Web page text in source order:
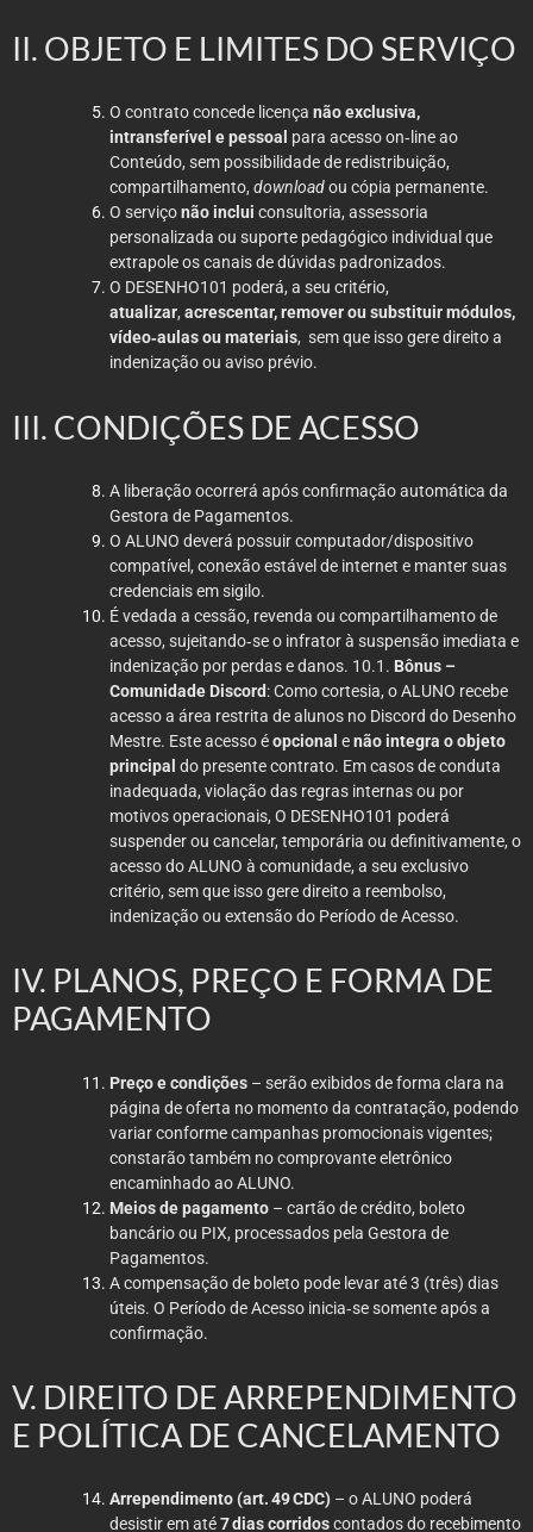
II. OBJETO E LIMITES DO SERVIÇO
O contrato concede licença não exclusiva,
intransferível e pessoal para acesso on‑line ao
Conteúdo, sem possibilidade de redistribuição,
compartilhamento, downloadou cópia permanente.
O serviçonão inclui consultoria, assessoria
personalizada ou suporte pedagógico individual que
extrapole os canais de dúvidas padronizados.
O DESENHO101 poderá, a seu critério,
atualizar, acrescentar, remover ou substituir módulos,
vídeo‑aulas ou materiais, sem que isso gere direito a
indenização ou aviso prévio.
III. CONDIÇÕES DE ACESSO
A liberação ocorrerá após confirmação automática da
Gestora de Pagamentos.
O ALUNO deverá possuir computador/dispositivo
compatível, conexão estável de internet e manter suas
credenciais em sigilo.
É vedada a cessão, revenda ou compartilhamento de
acesso, sujeitando‑se o infrator à suspensão imediata e
indenização por perdas e danos. 10.1. Bônus –
Comunidade Discord: Como cortesia, o ALUNO recebe
acesso a área restrita de alunos no Discord do Desenho
Mestre. Este acesso éopcional enão integra o objeto
principal do presente contrato. Em casos de conduta
inadequada, violação das regras internas ou por
motivos operacionais, O DESENHO101 poderá
suspender ou cancelar, temporária ou definitivamente, o
acesso do ALUNO à comunidade, a seu exclusivo
critério, sem que isso gere direito a reembolso,
indenização ou extensão do Período de Acesso.
IV. PLANOS, PREÇO E FORMA DE
PAGAMENTO
Preço e condições – serão exibidos de forma clara na
página de oferta no momento da contratação, podendo
variar conforme campanhas promocionais vigentes;
constarão também no comprovante eletrônico
encaminhado ao ALUNO.
Meios de pagamento – cartão de crédito, boleto
bancário ou PIX, processados pela Gestora de
Pagamentos.
A compensação de boleto pode levar até 3 (três) dias
úteis. O Período de Acesso inicia‑se somente após a
confirmação.
V. DIREITO DE ARREPENDIMENTO
E POLÍTICA DE CANCELAMENTO
Arrependimento (art. 49 CDC) – o ALUNO poderá
desistir em até7 dias corridoscontados do recebimento